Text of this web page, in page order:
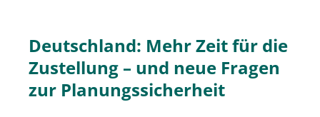
Deutschland: Mehr Zeit für die
Zustellung – und neue Fragen
zur Planungssicherheit